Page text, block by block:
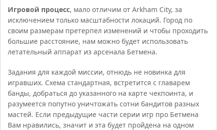
Игровой процесс, мало отличим от Arkham City, за
исключением только масштабности локаций. Город по
своим размерам претерпел изменений и чтобы проходить
большие расстояние, нам можно будет использовать
летательный аппарат из арсенала Бетмена.
Задания для каждой миссии, отнюдь не новинка для
игравших. Схема стандартная, встретится с главарем
банды, добраться до указанного на карте чекпоинта, и
разумеется попутно уничтожать сотни бандитов разных
мастей. Если предыдущие части серии игр про Бетмена
Вам нравились, значит и эта будет пройдена на одном